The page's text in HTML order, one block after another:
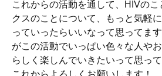
これからの活動を通して、HIVの
クスのことについて、もっと気軽
っていったらいいなって思ってま
がこの活動でいっぱい色々な人や
らしく楽しんでいきたいって思っ
これからよろしくお願いします！